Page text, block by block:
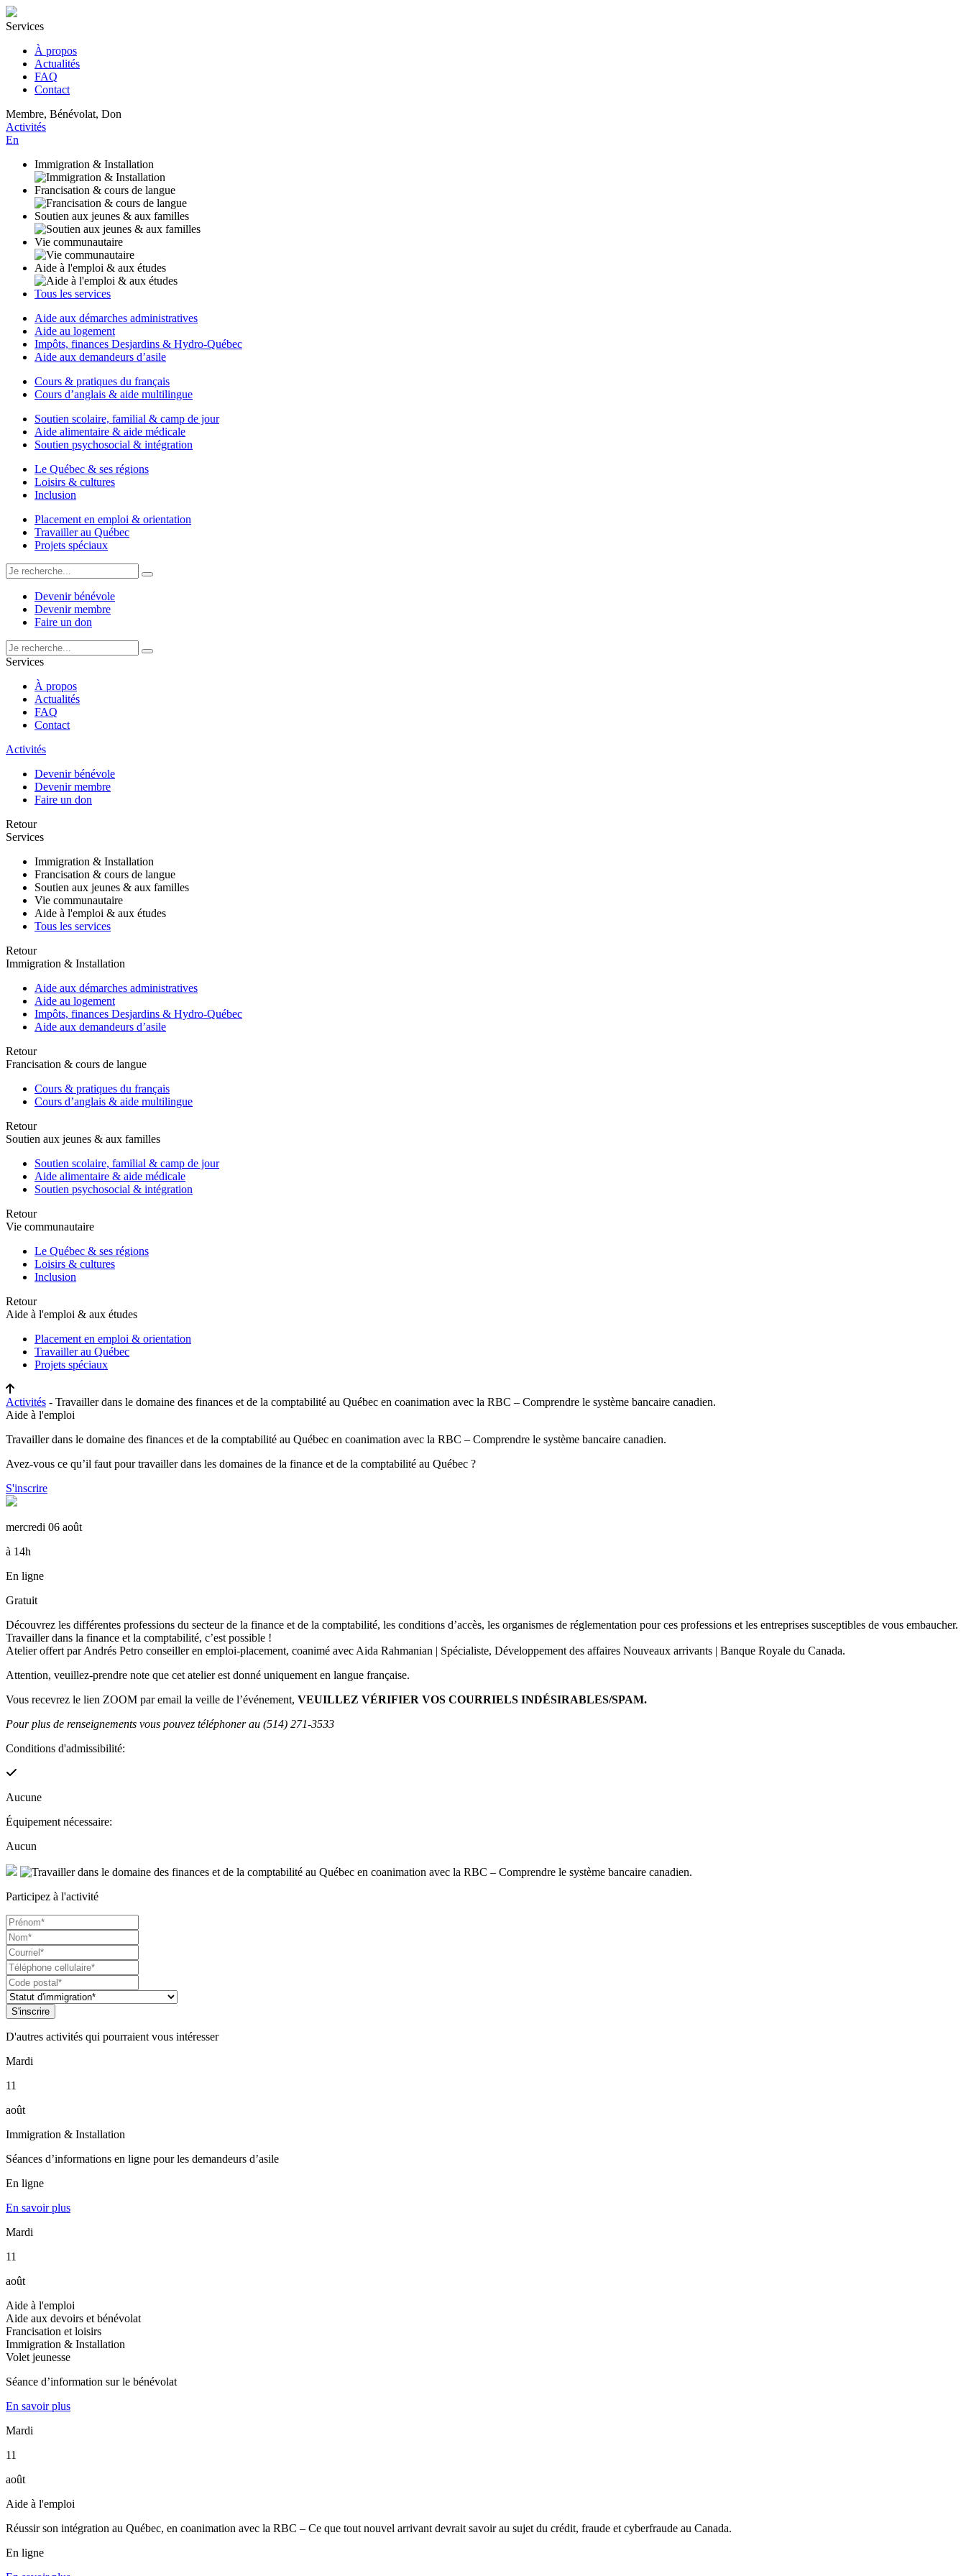
Services
À propos
Actualités
FAQ
Contact
Membre, Bénévolat, Don
Activités
En
Immigration & Installation
Francisation & cours de langue
Soutien aux jeunes & aux familles
Vie communautaire
Aide à l'emploi & aux études
Tous les services
Aide aux démarches administratives
Aide au logement
Impôts, finances Desjardins & Hydro-Québec
Aide aux demandeurs d’asile
Cours & pratiques du français
Cours d’anglais & aide multilingue
Soutien scolaire, familial & camp de jour
Aide alimentaire & aide médicale
Soutien psychosocial & intégration
Le Québec & ses régions
Loisirs & cultures
Inclusion
Placement en emploi & orientation
Travailler au Québec
Projets spéciaux
Devenir bénévole
Devenir membre
Faire un don
Services
À propos
Actualités
FAQ
Contact
Activités
Devenir bénévole
Devenir membre
Faire un don
Retour
Services
Immigration & Installation
Francisation & cours de langue
Soutien aux jeunes & aux familles
Vie communautaire
Aide à l'emploi & aux études
Tous les services
Retour
Immigration & Installation
Aide aux démarches administratives
Aide au logement
Impôts, finances Desjardins & Hydro-Québec
Aide aux demandeurs d’asile
Retour
Francisation & cours de langue
Cours & pratiques du français
Cours d’anglais & aide multilingue
Retour
Soutien aux jeunes & aux familles
Soutien scolaire, familial & camp de jour
Aide alimentaire & aide médicale
Soutien psychosocial & intégration
Retour
Vie communautaire
Le Québec & ses régions
Loisirs & cultures
Inclusion
Retour
Aide à l'emploi & aux études
Placement en emploi & orientation
Travailler au Québec
Projets spéciaux
Activités - Travailler dans le domaine des finances et de la comptabilité au Québec en coanimation avec la RBC – Comprendre le système bancaire canadien.
Aide à l'emploi
Travailler dans le domaine des finances et de la comptabilité au Québec en coanimation avec la RBC – Comprendre le système bancaire canadien.
Avez-vous ce qu’il faut pour travailler dans les domaines de la finance et de la comptabilité au Québec ?
S'inscrire
mercredi 06 août
à 14h
En ligne
Gratuit
Découvrez les différentes professions du secteur de la finance et de la comptabilité, les conditions d’accès, les organismes de réglementation pour ces professions et les entreprises susceptibles de vous embaucher.
Travailler dans la finance et la comptabilité, c’est possible !
Atelier offert par Andrés Petro conseiller en emploi-placement, coanimé avec Aida Rahmanian | Spécialiste, Développement des affaires Nouveaux arrivants | Banque Royale du Canada.
Attention, veuillez-prendre note que cet atelier est donné uniquement en langue française.
Vous recevrez le lien ZOOM par email la veille de l’événement, VEUILLEZ VÉRIFIER VOS COURRIELS INDÉSIRABLES/SPAM.
Pour plus de renseignements vous pouvez téléphoner au (514) 271-3533
Conditions d'admissibilité:
Aucune
Équipement nécessaire:
Aucun
Participez à l'activité
S'inscrire
D'autres activités qui pourraient vous intéresser
Mardi
11
août
Immigration & Installation
Séances d’informations en ligne pour les demandeurs d’asile
En ligne
En savoir plus
Mardi
11
août
Aide à l'emploi
Aide aux devoirs et bénévolat
Francisation et loisirs
Immigration & Installation
Volet jeunesse
Séance d’information sur le bénévolat
En savoir plus
Mardi
11
août
Aide à l'emploi
Réussir son intégration au Québec, en coanimation avec la RBC – Ce que tout nouvel arrivant devrait savoir au sujet du crédit, fraude et cyberfraude au Canada.
En ligne